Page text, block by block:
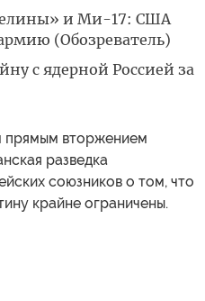
и Ми-17: США
(Обозреватель)
с ядерной Россией за
прямым вторжением
разведка
союзников о том, что
крайне ограничены.